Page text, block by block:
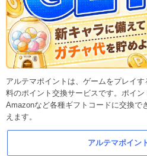
アルテマポイントは、ゲームをプレイ
料のポイント交換サービスです。ポイン
Amazonなど各種ギフトコードに交換で
えます。
アルテマポイン